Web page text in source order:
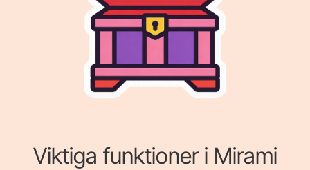
Viktiga funktioner i Mirami